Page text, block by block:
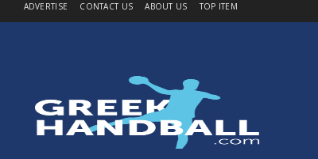
ADVERTISE CONTACT US ABOUT US TOP ITEM